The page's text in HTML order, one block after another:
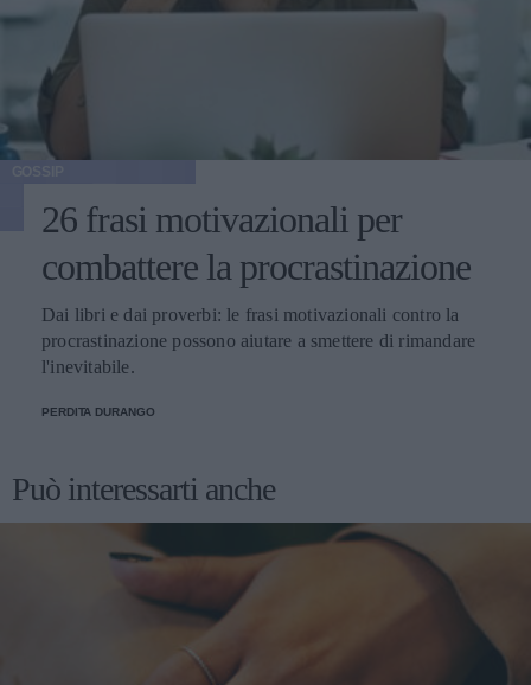
26 frasi motivazionali per
combattere la procrastinazione
Dai libri e dai proverbi: le frasi motivazionali contro la
procrastinazione possono aiutare a smettere di rimandare
l'inevitabile.
PERDITA DURANGO
Può interessarti anche